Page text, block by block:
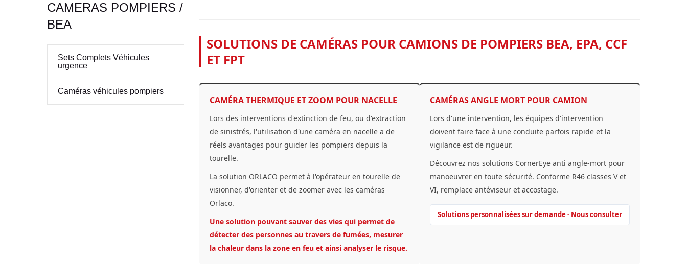
CAMERAS POMPIERS /
BEA
Sets Complets Véhicules
urgence
Caméras véhicules pompiers
SOLUTIONS DE CAMÉRAS POUR CAMIONS DE POMPIERS BEA, EPA, CCF
ET FPT
CAMÉRA THERMIQUE ET ZOOM POUR NACELLE
Lors des interventions d'extinction de feu, ou d'extraction
de sinistrés, l'utilisation d'une caméra en nacelle a de
réels avantages pour guider les pompiers depuis la
tourelle.
La solution ORLACO permet à l'opérateur en tourelle de
visionner, d'orienter et de zoomer avec les caméras
Orlaco.
Une solution pouvant sauver des vies qui permet de
détecter des personnes au travers de fumées, mesurer
la chaleur dans la zone en feu et ainsi analyser le risque.
CAMÉRAS ANGLE MORT POUR CAMION
Lors d'une intervention, les équipes d'intervention
doivent faire face à une conduite parfois rapide et la
vigilance est de rigueur.
Découvrez nos solutions CornerEye anti angle-mort pour
manoeuvrer en toute sécurité. Conforme R46 classes V et
VI, remplace antéviseur et accostage.
Solutions personnalisées sur demande - Nous consulter